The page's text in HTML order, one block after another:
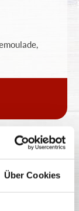
Über Cookies